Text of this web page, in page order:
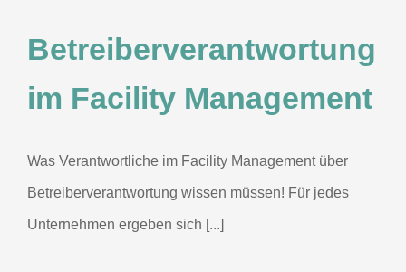
Betreiberverantwortung
im Facility Management
Was Verantwortliche im Facility Management über
Betreiberverantwortung wissen müssen! Für jedes
Unternehmen ergeben sich [...]